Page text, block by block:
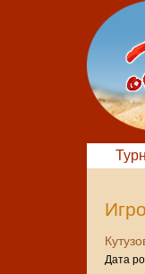
Дата